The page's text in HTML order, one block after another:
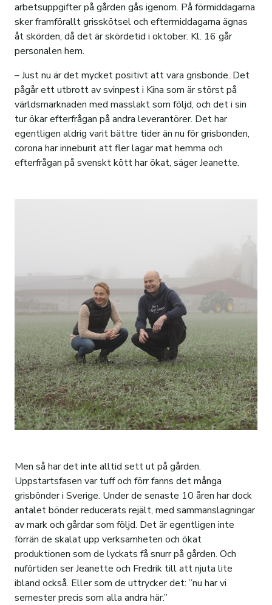
Om visionsstyrd stadsutveckling
Aktuellt om projektet
Visionsmanual
Resultat från digital dialog
Visionsworkshop, VWS
Medborgarforum, MBF
Bakgrund
Rundvirkesförsäljning
Skogsskötsel
Vad innebär hyggesfritt skogsbruk?
Senaste nytt: Vad sker just nu?
Skogstillstånd
Skogweb
Personal
Personal
Case: Intervju Äs Gård
Mark- och exploateringsavdelningen
Personal
Förvaltningens mål
Historik
Vår organisation
Film: Hållbar fastighetsförvaltning
Jordbruksförvaltning
Finansförvaltning
Övriga Fakturaformat
Pappersfaktura
Code of conduct Felanmälan
Bostadskö
arbetsuppgifter på gården gås igenom. På förmiddagarna
sker framförallt grisskötsel och eftermiddagarna ägnas
åt skörden, då det är skördetid i oktober. Kl. 16 går
personalen hem.
– Just nu är det mycket positivt att vara grisbonde. Det
pågår ett utbrott av svinpest i Kina som är störst på
världsmarknaden med masslakt som följd, och det i sin
tur ökar efterfrågan på andra leverantörer. Det har
egentligen aldrig varit bättre tider än nu för grisbonden,
corona har inneburit att fler lagar mat hemma och
efterfrågan på svenskt kött har ökat, säger Jeanette.
Men så har det inte alltid sett ut på gården.
Uppstartsfasen var tuff och förr fanns det många
grisbönder i Sverige. Under de senaste 10 åren har dock
antalet bönder reducerats rejält, med sammanslagningar
av mark och gårdar som följd. Det är egentligen inte
förrän de skalat upp verksamheten och ökat
produktionen som de lyckats få snurr på gården. Och
nuförtiden ser Jeanette och Fredrik till att njuta lite
ibland också. Eller som de uttrycker det: ”nu har vi
semester precis som alla andra här.”